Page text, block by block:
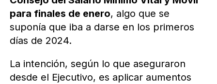
para finales de enero, algo que se
suponía que iba a darse en los primeros
días de 2024.
La intención, según lo que aseguraron
desde el Ejecutivo, es aplicar aumentos